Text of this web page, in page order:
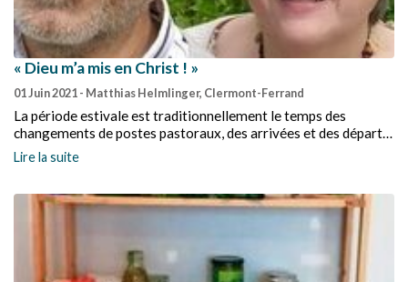
« Dieu m’a mis en Christ ! »
01 Juin 2021- Matthias Helmlinger, Clermont-Ferrand
La période estivale est traditionnellement le temps des
changements de postes pastoraux, des arrivées et des départs
pour les ministres. Cet été, cinq pasteurs quittent (ou ont déjà
quitté) notre région : quatre pour entrer dans le temps de la
vous présenter, en septembre, les nouveaux arrivés, voici le
portrait de ces « partants ». Réveil m’a demandé de parler de
Lire la suite